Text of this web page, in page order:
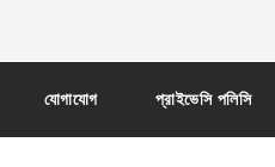
যোগাযোগ প্রাইভেসি পলিসি